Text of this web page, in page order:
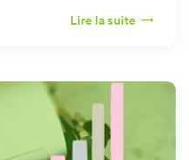
Lire la suite